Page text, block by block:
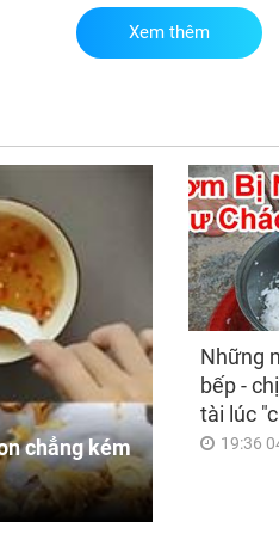
Xem thêm
chẳng kém
Những
bếp -
tài lúc
19:36